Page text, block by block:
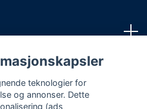
teknologier for
og annonser. Dette
(ads